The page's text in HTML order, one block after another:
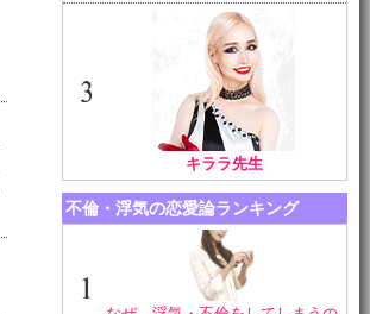
キララ先生
不倫・浮気の恋愛論ランキング